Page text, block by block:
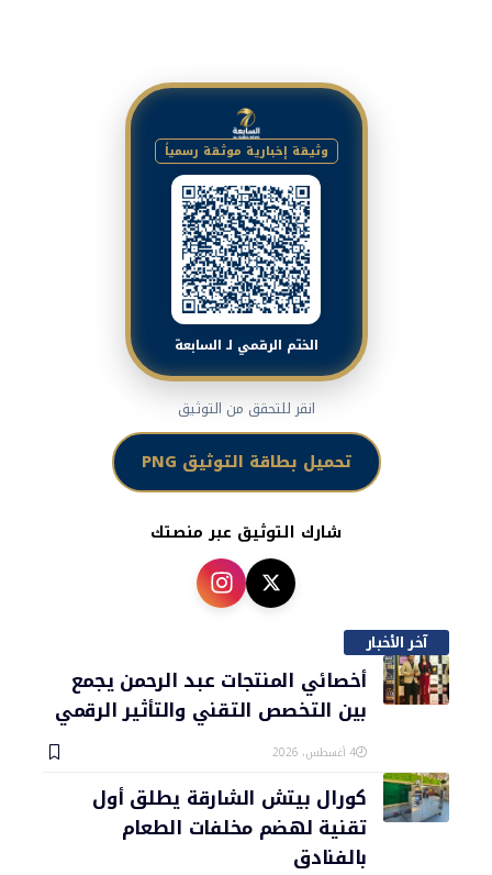
وثيقة إخبارية موثقة رسمياً
الختم الرقمي لـ السابعة
انقر للتحقق من التوثيق
تحميل بطاقة التوثيق PNG
شارك التوثيق عبر منصتك
آخر الأخبار
أخصائي المنتجات عبد الرحمن يجمع
بين التخصص التقني والتأثير الرقمي
4 أغسطس، 2026
كورال بيتش الشارقة يطلق أول
تقنية لهضم مخلفات الطعام
بالفنادق